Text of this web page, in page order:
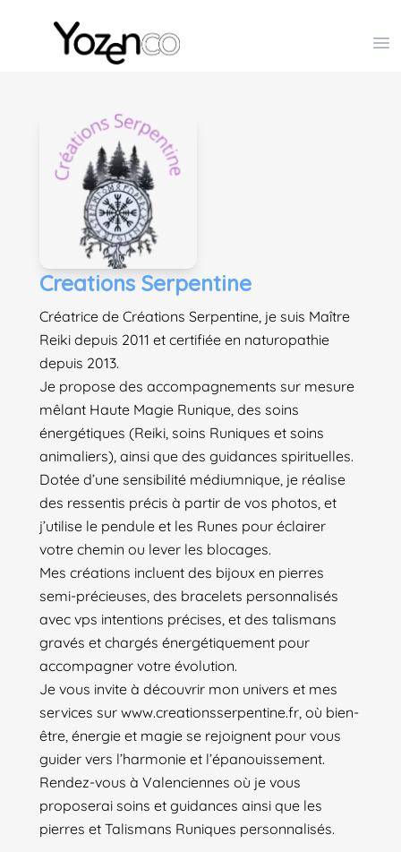
Yozenco - Organisateur de Salons, Evénements et
Creations Serpentine
Créatrice de Créations Serpentine, je suis Maître
Reiki depuis 2011 et certifiée en naturopathie
depuis 2013.
Je propose des accompagnements sur mesure
mêlant Haute Magie Runique, des soins
énergétiques (Reiki, soins Runiques et soins
animaliers), ainsi que des guidances spirituelles.
Dotée d’une sensibilité médiumnique, je réalise
des ressentis précis à partir de vos photos, et
j’utilise le pendule et les Runes pour éclairer
votre chemin ou lever les blocages.
Mes créations incluent des bijoux en pierres
semi-précieuses, des bracelets personnalisés
avec vps intentions précises, et des talismans
gravés et chargés énergétiquement pour
accompagner votre évolution.
Je vous invite à découvrir mon univers et mes
services sur www.creationsserpentine.fr, où bien-
être, énergie et magie se rejoignent pour vous
guider vers l’harmonie et l’épanouissement.
Rendez-vous à Valenciennes où je vous
proposerai soins et guidances ainsi que les
pierres et Talismans Runiques personnalisés.